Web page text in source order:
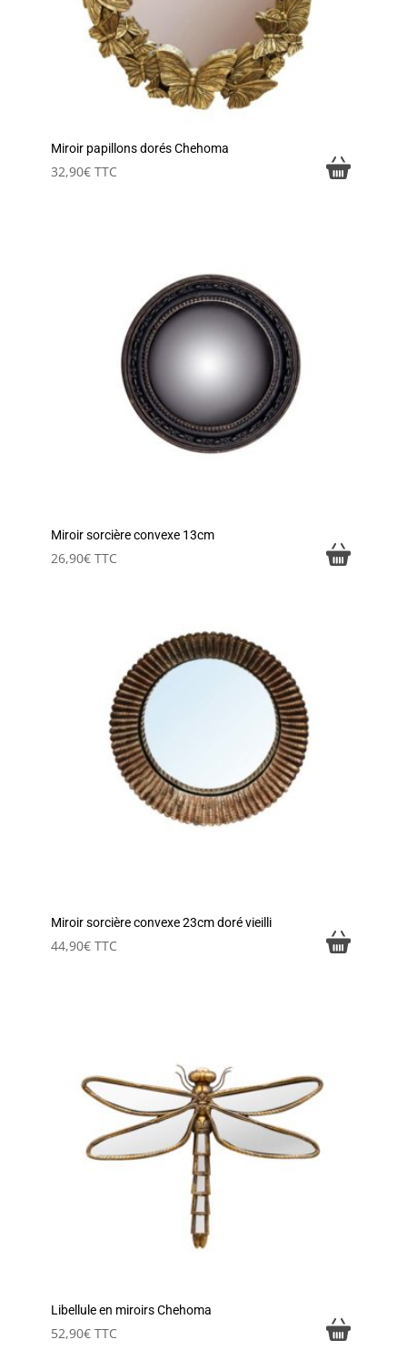
Miroir papillons dorés Chehoma
32,90€ TTC
Miroir sorcière convexe 13cm
26,90€ TTC
Miroir sorcière convexe 23cm doré vieilli
44,90€ TTC
Libellule en miroirs Chehoma
52,90€ TTC